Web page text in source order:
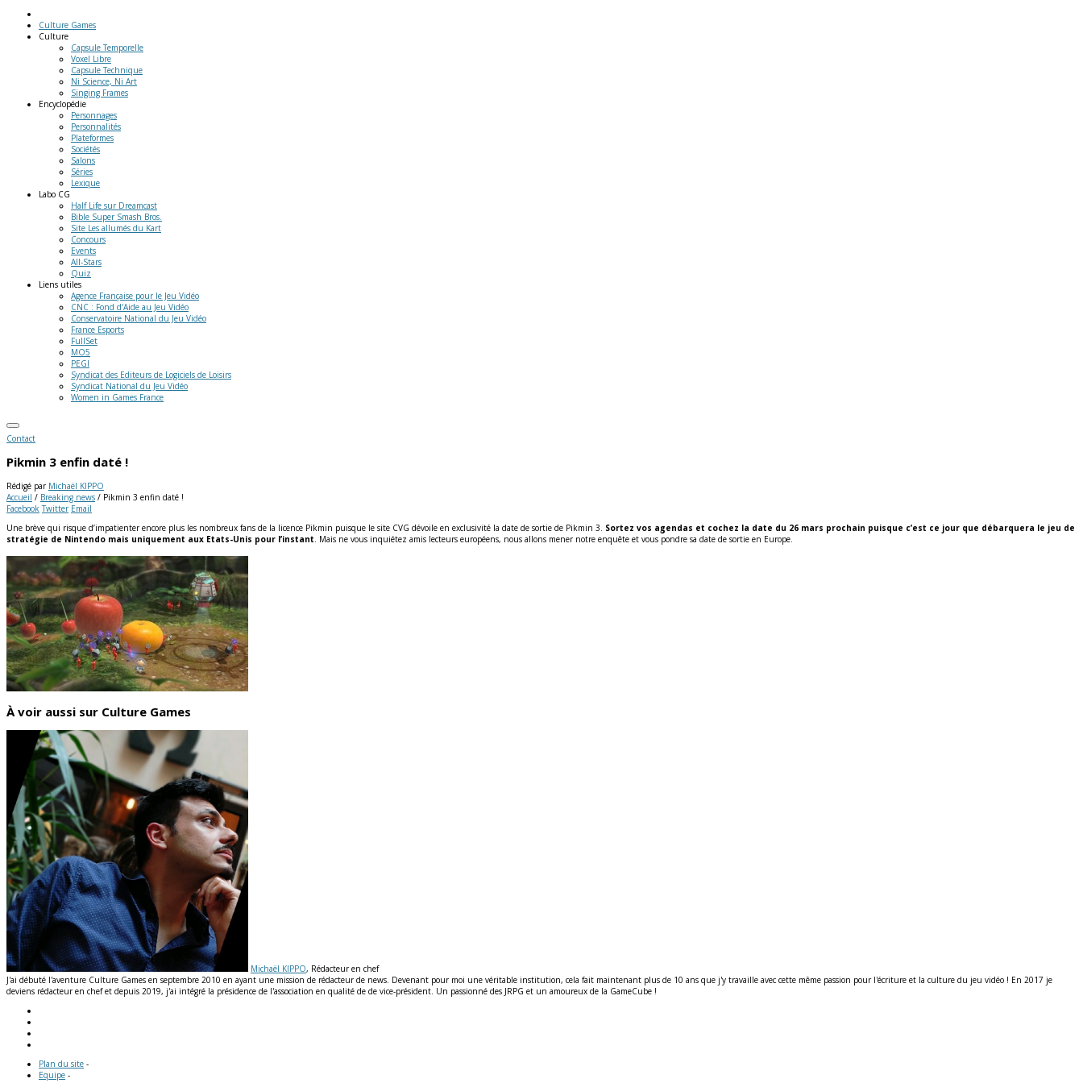
Culture Games
Culture
Capsule Temporelle
Voxel Libre
Capsule Technique
Ni Science, Ni Art
Singing Frames
Encyclopédie
Personnages
Personnalités
Plateformes
Sociétés
Salons
Séries
Lexique
Labo CG
Half Life sur Dreamcast
Bible Super Smash Bros.
Site Les allumés du Kart
Concours
Events
All-Stars
Quiz
Liens utiles
Agence Française pour le Jeu Vidéo
CNC : Fond d'Aide au Jeu Vidéo
Conservatoire National du Jeu Vidéo
France Esports
FullSet
MO5
PEGI
Syndicat des Editeurs de Logiciels de Loisirs
Syndicat National du Jeu Vidéo
Women in Games France
Contact
Pikmin 3 enfin daté !
Rédigé par Michaël KIPPO
Accueil / Breaking news / Pikmin 3 enfin daté !
Facebook Twitter Email
Une brève qui risque d’impatienter encore plus les nombreux fans de la licence Pikmin puisque le site CVG dévoile en exclusivité la date de sortie de Pikmin 3. Sortez vos agendas et cochez la date du 26 mars prochain puisque c’est ce jour que débarquera le jeu de
stratégie de Nintendo mais uniquement aux Etats-Unis pour l’instant. Mais ne vous inquiétez amis lecteurs européens, nous allons mener notre enquête et vous pondre sa date de sortie en Europe.
À voir aussi sur Culture Games
Michaël KIPPO, Rédacteur en chef
J'ai débuté l'aventure Culture Games en septembre 2010 en ayant une mission de rédacteur de news. Devenant pour moi une véritable institution, cela fait maintenant plus de 10 ans que j'y travaille avec cette même passion pour l'écriture et la culture du jeu vidéo ! En 2017 je
deviens rédacteur en chef et depuis 2019, j'ai intégré la présidence de l'association en qualité de de vice-président. Un passionné des JRPG et un amoureux de la GameCube !
Plan du site -
Equipe -